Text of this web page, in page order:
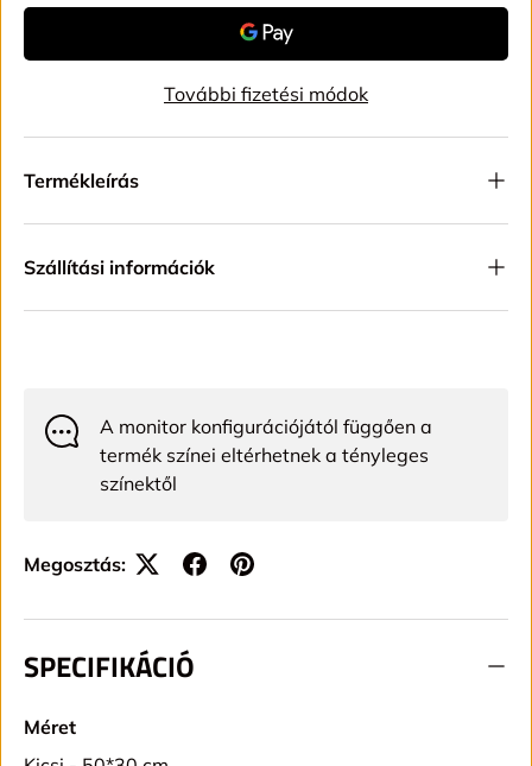
További fizetési módok
Termékleírás
Szállítási információk
A monitor konfigurációjától függően a
termék színei eltérhetnek a tényleges
színektől
Megosztás:
SPECIFIKÁCIÓ
Méret